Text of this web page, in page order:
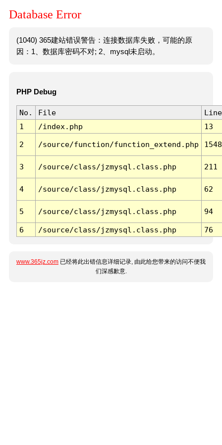
Database Error
(1040) 365建站错误警告：连接数据库失败，可能的原
因：1、数据库密码不对; 2、mysql未启动。
PHP Debug
No. File
Line
1
/index.php 13
2 /source/function/function_extend.php 1548
3 /source/class/jzmysql.class.php 211
4 /source/class/jzmysql.class.php 62
5 /source/class/jzmysql.class.php 94
6 /source/class/jzmysql.class.php 76
www.365jz.com 已经将此出错信息详细记录, 由此给您带来的访问不便我
们深感歉意.